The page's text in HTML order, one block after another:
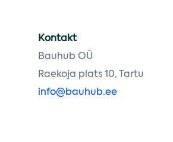
Kontakt
Bauhub OÜ
Raekoja plats 10, Tartu
info@bauhub.ee